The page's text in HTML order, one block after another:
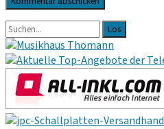
Primäre
Sidebar
Suche
nach: